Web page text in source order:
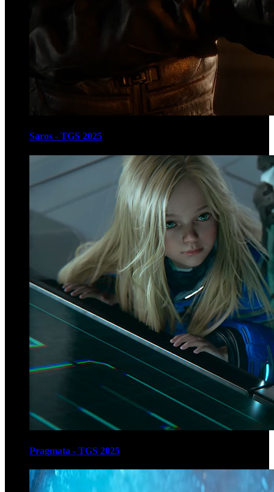
Saros - TGS 2025
Pragmata - TGS 2025